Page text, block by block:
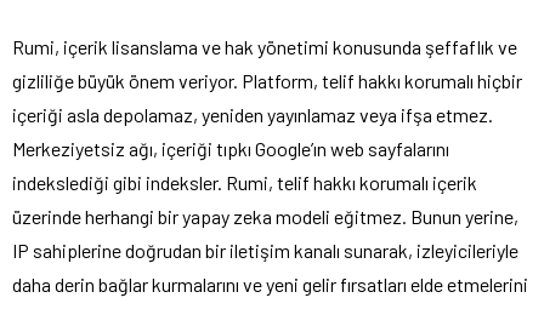
Rumi, içerik lisanslama ve hak yönetimi konusunda şeffaflık ve
gizliliğe büyük önem veriyor. Platform, telif hakkı korumalı hiçbir
içeriği asla depolamaz, yeniden yayınlamaz veya ifşa etmez.
Merkeziyetsiz ağı, içeriği tıpkı Google’ın web sayfalarını
indekslediği gibi indeksler. Rumi, telif hakkı korumalı içerik
üzerinde herhangi bir yapay zeka modeli eğitmez. Bunun yerine,
IP sahiplerine doğrudan bir iletişim kanalı sunarak, izleyicileriyle
daha derin bağlar kurmalarını ve yeni gelir fırsatları elde etmelerini